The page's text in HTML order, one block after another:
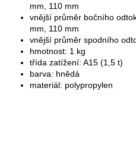
mm, 110 mm
vnější průměr bočního
mm, 110 mm
vnější průměr spodního
hmotnost: 1 kg
třída zatížení: A15 (1,5 t)
barva: hnědá
materiál: polypropylen